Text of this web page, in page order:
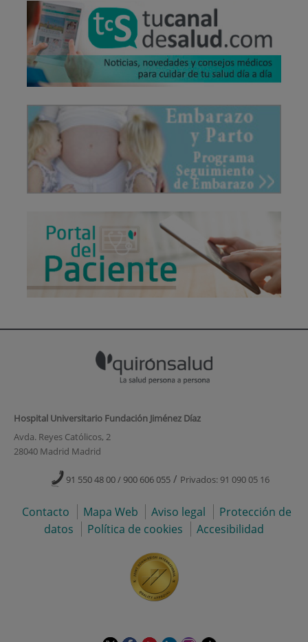
Hospital Universitario Fundación Jiménez Díaz
Avda. Reyes Católicos, 2
28040 Madrid Madrid
91 550 48 00 / 900 606 055 / Privados: 91 090 05 16
Contacto Mapa Web Aviso legal
Protección de
datos
Política de cookies Accesibilidad